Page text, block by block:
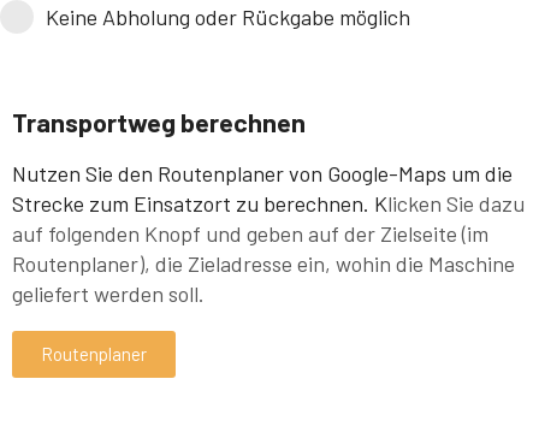
Keine Abholung oder Rückgabe möglich
Transportweg berechnen
Nutzen Sie den Routenplaner von Google-Maps um die
Strecke zum Einsatzort zu berechnen. Klicken Sie dazu
auf folgenden Knopf und geben auf der Zielseite (im
Routenplaner), die Zieladresse ein, wohin die Maschine
geliefert werden soll.
Routenplaner